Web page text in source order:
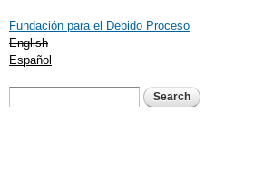
main
Fundación para el Debido Proceso
English
Español
Search form